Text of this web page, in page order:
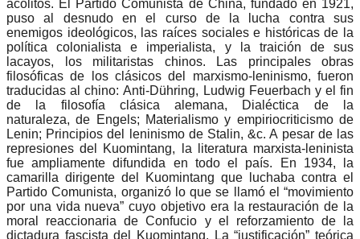
acólitos. El Partido Comunista de China, fundado en 1921,
puso al desnudo en el curso de la lucha contra sus
enemigos ideológicos, las raíces sociales e históricas de la
política colonialista e imperialista, y la traición de sus
lacayos, los militaristas chinos. Las principales obras
filosóficas de los clásicos del marxismo-leninismo, fueron
traducidas al chino: Anti-Dühring, Ludwig Feuerbach y el fin
de la filosofía clásica alemana, Dialéctica de la
naturaleza, de Engels; Materialismo y empiriocriticismo de
Lenin; Principios del leninismo de Stalin, &c. A pesar de las
represiones del Kuomintang, la literatura marxista-leninista
fue ampliamente difundida en todo el país. En 1934, la
camarilla dirigente del Kuomintang que luchaba contra el
Partido Comunista, organizó lo que se llamó el “movimiento
por una vida nueva” cuyo objetivo era la restauración de la
moral reaccionaria de Confucio y el reforzamiento de la
dictadura fascista del Kuomintang. La “justificación” teórica